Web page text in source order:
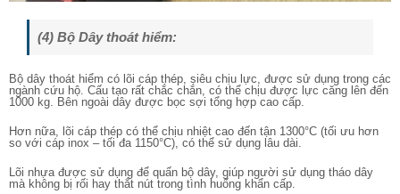
(4) Bộ Dây thoát hiểm:
Bộ dây thoát hiểm có lõi cáp thép, siêu chịu lực, được sử dụng trong các
ngành cứu hộ. Cấu tạo rất chắc chắn, có thể chịu được lực căng lên đến
1000 kg. Bên ngoài dây được bọc sợi tổng hợp cao cấp.
Hơn nữa, lõi cáp thép có thể chịu nhiệt cao đến tận 1300°C (tối ưu hơn
so với cáp inox – tối đa 1150°C), có thể sử dụng lâu dài.
Lõi nhựa được sử dụng để quấn bộ dây, giúp người sử dụng tháo dây
mà không bị rối hay thắt nút trong tình huống khẩn cấp.